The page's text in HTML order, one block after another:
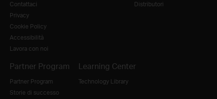
Contattaci
Privacy
Cookie Policy
Accessibilità
Lavora con noi
Distributori
Partner Program
Partner Program
Storie di successo
Learning Center
Technology Library